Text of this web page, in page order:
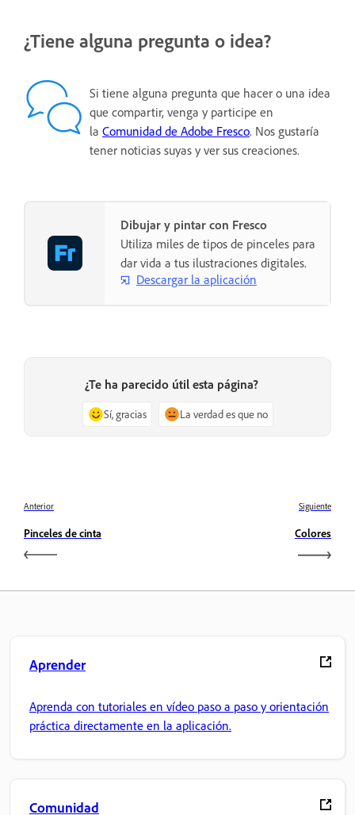
¿Tiene alguna pregunta o idea?
Si tiene alguna pregunta que hacer o una idea
que compartir, venga y participe en
la Comunidad de Adobe Fresco. Nos gustaría
tener noticias suyas y ver sus creaciones.
Dibujar y pintar con Fresco
Utiliza miles de tipos de pinceles para
dar vida a tus ilustraciones digitales.
Descargar la aplicación
¿Te ha parecido útil esta página?
Sí, gracias La verdad es que no
Anterior
Pinceles de cinta
Siguiente
Colores
Aprender
Aprenda con tutoriales en vídeo paso a paso y orientación
práctica directamente en la aplicación.
Comunidad